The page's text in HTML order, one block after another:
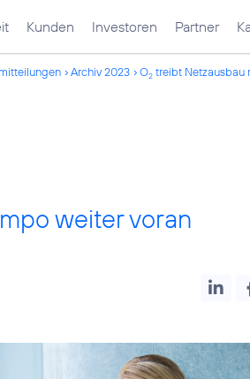
Kunden Investoren Partner
Archiv 2023 O2 treibt Netzausbau
weiter voran